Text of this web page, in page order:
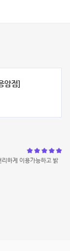
암점]
하게 이용가능하고 밝